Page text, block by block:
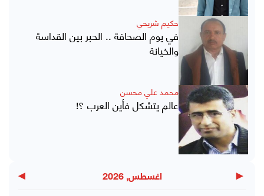
حكيم شريحي
في يوم الصحافة .. الحبر بين القداسة
والخيانة
محمد علي محسن
عالم يتشكل فأين العرب ؟!
◀ اغسطس, 2026 ▶